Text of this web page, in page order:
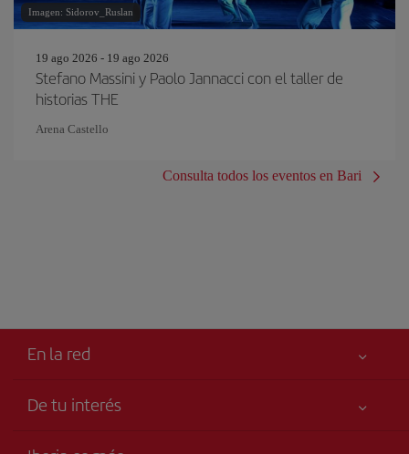
Imagen: Sidorov_Ruslan
19 ago 2026 - 19 ago 2026
Stefano Massini y Paolo Jannacci con el taller de
historias THE
Arena Castello
Consulta todos los eventos en Bari
En la red
De tu interés